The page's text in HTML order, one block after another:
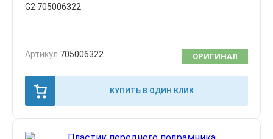
G2 705006322
Артикул 705006322 ОРИГИНАЛ
КУПИТЬ В ОДИН КЛИК